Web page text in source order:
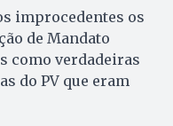
improcedentes os
de Mandato
como verdadeiras
do PV que eram